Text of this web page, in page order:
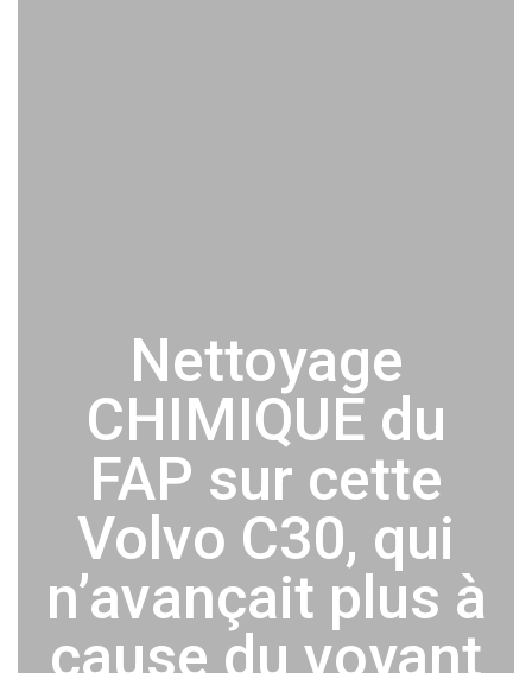
Nettoyage
CHIMIQUE du
FAP sur cette
Volvo C30, qui
n’avançait plus à
cause du voyant